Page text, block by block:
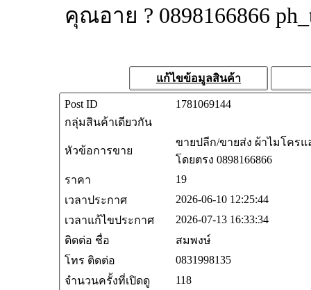
คุณอาย ? 0898166866
แก้ไขข้อมูลสินค้า
Post ID
1781069144
กลุ่มสินค้าเดียวกัน
หัวข้อการขาย
ขายปลีก/ขายส่ง ผ้าไมโครแ
โดยตรง 0898166866
ราคา
19
เวลาประกาศ
2026-06-10 12:25:44
เวลาแก้ไขประกาศ
2026-07-13 16:33:34
ติดต่อ ชื่อ
สมพงษ์
โทร ติดต่อ
0831998135
จำนวนครั้งที่เปิดดู
118